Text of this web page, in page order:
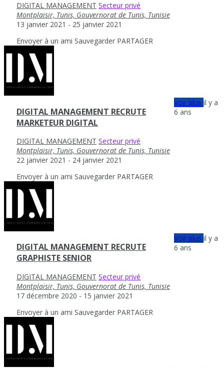
DIGITAL MANAGEMENT Secteur privé
Montplaisir, Tunis, Gouvernorat de Tunis, Tunisie
13 janvier 2021 - 25 janvier 2021
Envoyer à un ami Sauvegarder PARTAGER
DIGITAL MANAGEMENT RECRUTE
MARKETEUR DIGITAL
DIGITAL MANAGEMENT Secteur privé
Montplaisir, Tunis, Gouvernorat de Tunis, Tunisie
22 janvier 2021 - 24 janvier 2021
Envoyer à un ami Sauvegarder PARTAGER
Voir plusil y a
6 ans
DIGITAL MANAGEMENT RECRUTE
GRAPHISTE SENIOR
DIGITAL MANAGEMENT Secteur privé
Montplaisir, Tunis, Gouvernorat de Tunis, Tunisie
17 décembre 2020 - 15 janvier 2021
Envoyer à un ami Sauvegarder PARTAGER
Voir plusil y a
6 ans